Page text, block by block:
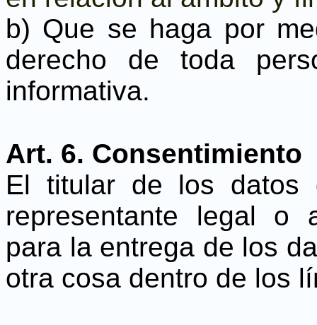
b) Que se haga por
derecho de toda
informativa.
Art. 6. Consentimiento
El titular de los
representante legal o
para la entrega de los
otra cosa dentro de los